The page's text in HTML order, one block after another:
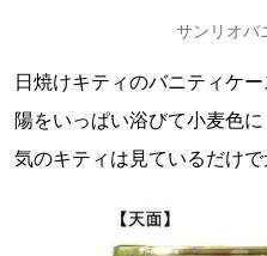
サンリオバ
日焼けキティのバニティケ
陽をいっぱい浴びて小麦色
気のキティは見ているだけで